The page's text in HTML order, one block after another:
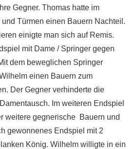
Gegner. Thomas hatte im
Türmen einen Bauern Nachteil.
einigte man sich auf Remis.
mit Dame / Springer gegen
dem beweglichen Springer
einen Bauern zum
Der Gegner verhinderte die
Im weiteren Endspiel
weitere gegnerische Bauern und
gewonnenes Endspiel mit 2
König. Wilhelm willigte in ein